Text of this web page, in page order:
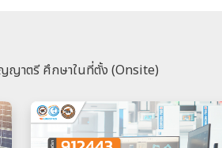
ญาตรี ศึกษาในที่ตั้ง (Onsite)